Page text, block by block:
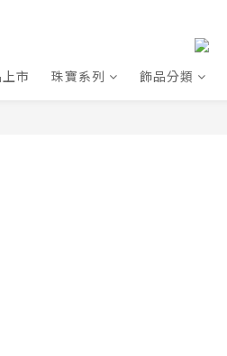
市 珠寶系列 飾品分類